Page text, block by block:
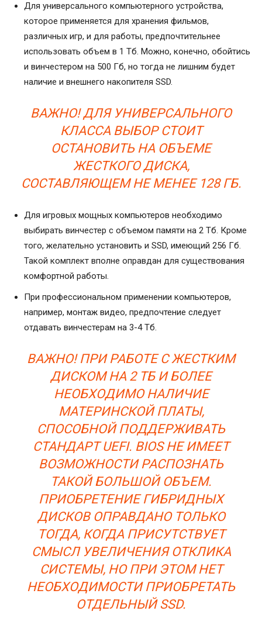
Для универсального компьютерного устройства,
которое применяется для хранения фильмов,
различных игр, и для работы, предпочтительнее
использовать объем в 1 Тб. Можно, конечно, обойтись
и винчестером на 500 Гб, но тогда не лишним будет
наличие и внешнего накопителя SSD.
ВАЖНО! ДЛЯ УНИВЕРСАЛЬНОГО
КЛАССА ВЫБОР СТОИТ
ОСТАНОВИТЬ НА ОБЪЕМЕ
ЖЕСТКОГО ДИСКА,
СОСТАВЛЯЮЩЕМ НЕ МЕНЕЕ 128 ГБ.
Для игровых мощных компьютеров необходимо
выбирать винчестер с объемом памяти на 2 Тб. Кроме
того, желательно установить и SSD, имеющий 256 Гб.
Такой комплект вполне оправдан для существования
комфортной работы.
При профессиональном применении компьютеров,
например, монтаж видео, предпочтение следует
отдавать винчестерам на 3-4 Тб.
ВАЖНО! ПРИ РАБОТЕ С ЖЕСТКИМ
ДИСКОМ НА 2 ТБ И БОЛЕЕ
НЕОБХОДИМО НАЛИЧИЕ
МАТЕРИНСКОЙ ПЛАТЫ,
СПОСОБНОЙ ПОДДЕРЖИВАТЬ
СТАНДАРТ UEFI. BIOS НЕ ИМЕЕТ
ВОЗМОЖНОСТИ РАСПОЗНАТЬ
ТАКОЙ БОЛЬШОЙ ОБЪЕМ.
ПРИОБРЕТЕНИЕ ГИБРИДНЫХ
ДИСКОВ ОПРАВДАНО ТОЛЬКО
ТОГДА, КОГДА ПРИСУТСТВУЕТ
СМЫСЛ УВЕЛИЧЕНИЯ ОТКЛИКА
СИСТЕМЫ, НО ПРИ ЭТОМ НЕТ
НЕОБХОДИМОСТИ ПРИОБРЕТАТЬ
ОТДЕЛЬНЫЙ SSD.